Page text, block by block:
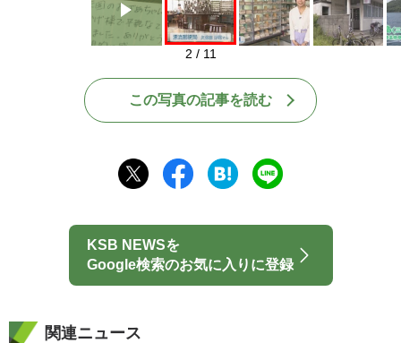
2 / 11
この写真の記事を読む
KSB NEWSを
Google検索のお気に入りに登録
関連ニュース